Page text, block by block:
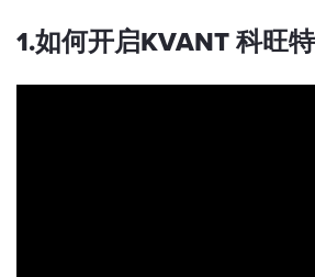
1.如何开启KVANT 科旺